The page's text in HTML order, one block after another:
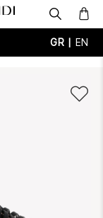
GR | EN